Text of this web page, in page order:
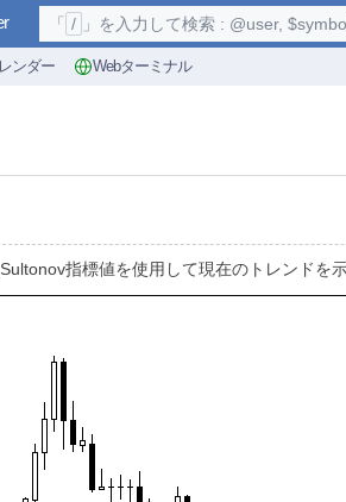
ンダー Webターミナル
「 / 」を入力して検索 : @user,
指標値を使用して現在のトレンドを示